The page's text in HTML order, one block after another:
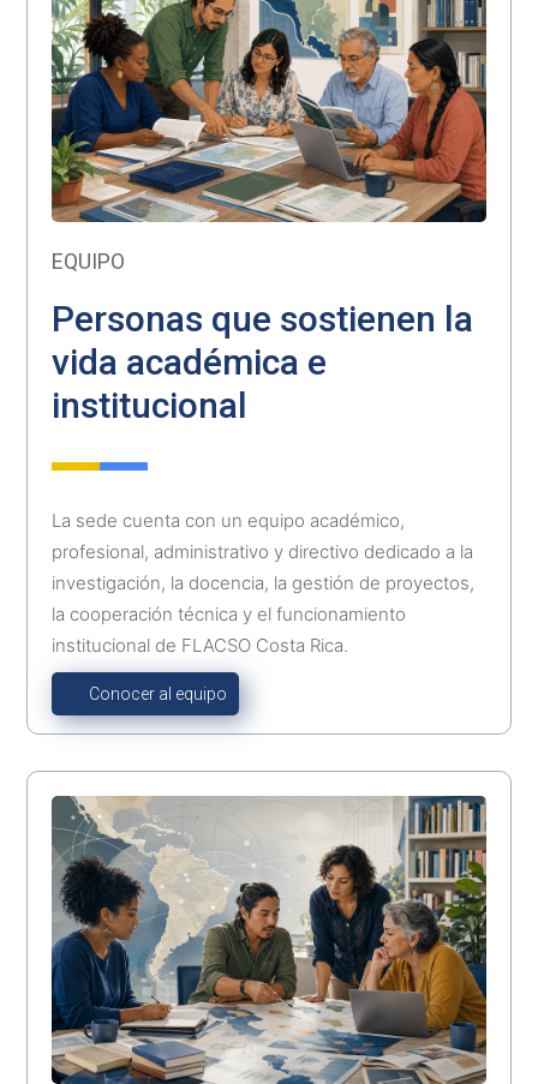
EQUIPO
Personas que sostienen la
vida académica e
institucional
La sede cuenta con un equipo académico,
profesional, administrativo y directivo dedicado a la
investigación, la docencia, la gestión de proyectos,
la cooperación técnica y el funcionamiento
institucional de FLACSO Costa Rica.
Conocer al equipo